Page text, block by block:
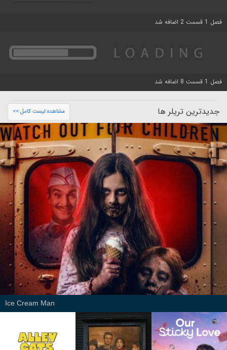
فصل 1 قسمت 2 اضافه شد
فصل 1 قسمت 8 اضافه شد
جدیدترین تریلر ها مشاهده لیست کامل >>
Ice Cream Man